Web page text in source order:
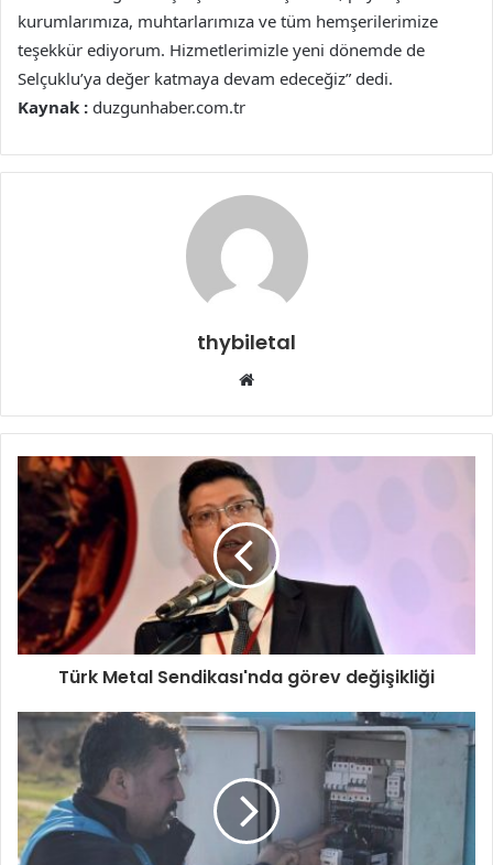
kurumlarımıza, muhtarlarımıza ve tüm hemşerilerimize
teşekkür ediyorum. Hizmetlerimizle yeni dönemde de
Selçuklu’ya değer katmaya devam edeceğiz” dedi.
Kaynak : duzgunhaber.com.tr
thybiletal
Web
Türk Metal Sendikası'nda görev değişikliği